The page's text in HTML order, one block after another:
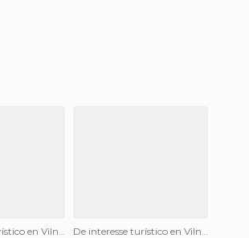
De interesse turístico en Vilnius
De interesse turístico en Vilnius